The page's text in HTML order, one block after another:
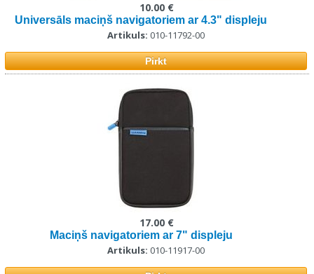
Universāls maciņš navigatoriem ar 4.3" displeju
Artikuls: 010-11792-00
10.00 €
Pirkt
Maciņš navigatoriem ar 7" displeju
Artikuls: 010-11917-00
17.00 €